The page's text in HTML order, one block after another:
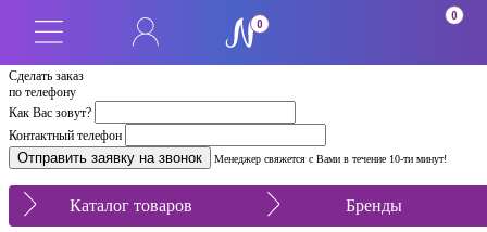
Сделать заказ
по телефону
Как Вас зовут?
Контактный телефон
Менеджер свяжется с Вами в течение 10-ти минут!
0
0
Каталог товаров Бренды